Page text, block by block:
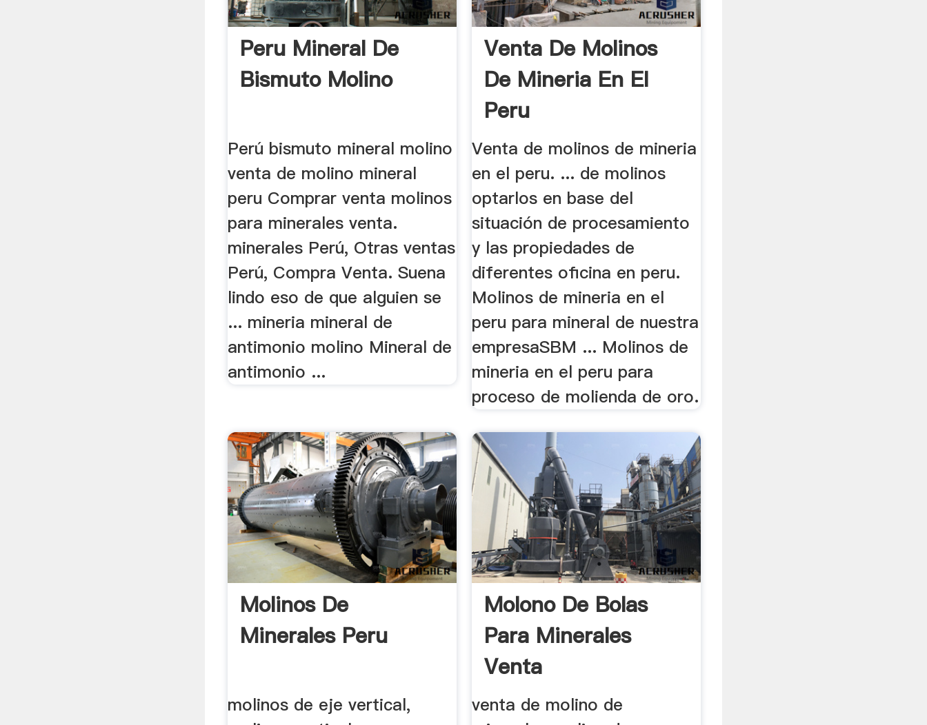
Peru Mineral De
Bismuto Molino
Perú bismuto mineral molino
venta de molino mineral
peru Comprar venta molinos
para minerales venta.
minerales Perú, Otras ventas
Perú, Compra Venta. Suena
lindo eso de que alguien se
... mineria mineral de
antimonio molino Mineral de
antimonio ...
Venta De Molinos
De Mineria En El
Peru
Venta de molinos de mineria
en el peru. ... de molinos
optarlos en base del
situación de procesamiento
y las propiedades de
diferentes oficina en peru.
Molinos de mineria en el
peru para mineral de nuestra
empresaSBM ... Molinos de
mineria en el peru para
proceso de molienda de oro.
Molinos De
Minerales Peru
molinos de eje vertical,
Molono De Bolas
Para Minerales
Venta
venta de molino de